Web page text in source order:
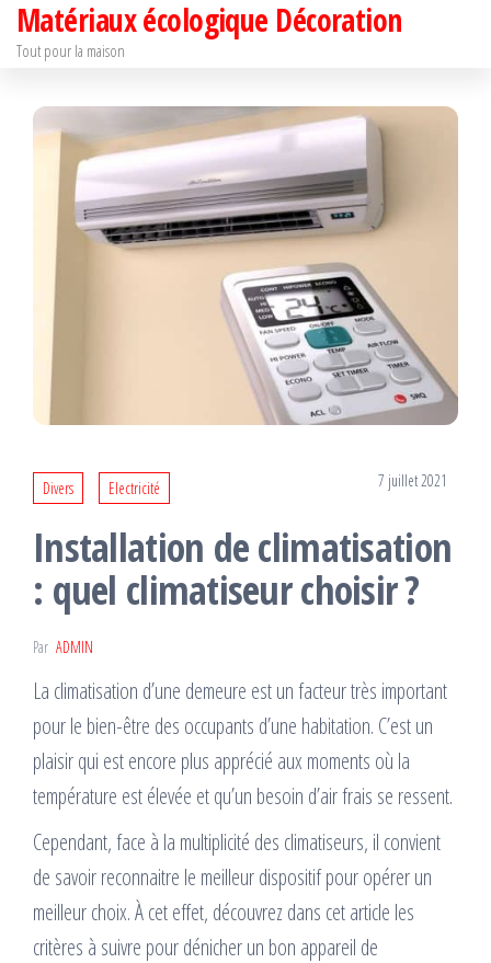
Passer
Matériaux écologique Décoration
Tout pour la maison
Divers Electricité 7 juillet 2021
Installation de climatisation
: quel climatiseur choisir ?
Par ADMIN
La climatisation d’une demeure est un facteur très important
pour le bien-être des occupants d’une habitation. C’est un
plaisir qui est encore plus apprécié aux moments où la
température est élevée et qu’un besoin d’air frais se ressent.
Cependant, face à la multiplicité des climatiseurs, il convient
de savoir reconnaitre le meilleur dispositif pour opérer un
meilleur choix. À cet effet, découvrez dans cet article les
critères à suivre pour dénicher un bon appareil de